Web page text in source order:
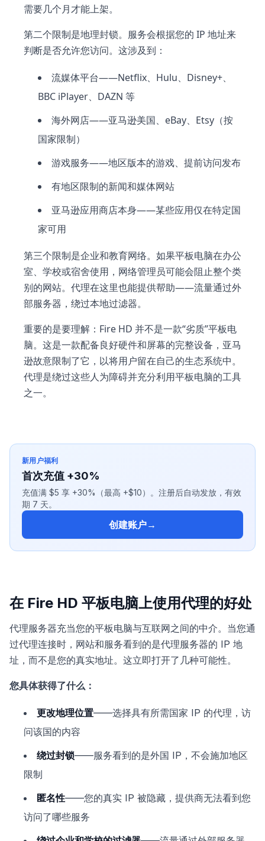
需要几个月才能上架。
第二个限制是地理封锁。服务会根据您的 IP 地址来
判断是否允许您访问。这涉及到：
流媒体平台——Netflix、Hulu、Disney+、
BBC iPlayer、DAZN 等
海外网店——亚马逊美国、eBay、Etsy（按
国家限制）
游戏服务——地区版本的游戏、提前访问发布
有地区限制的新闻和媒体网站
亚马逊应用商店本身——某些应用仅在特定国
家可用
第三个限制是企业和教育网络。如果平板电脑在办公
室、学校或宿舍使用，网络管理员可能会阻止整个类
别的网站。代理在这里也能提供帮助——流量通过外
部服务器，绕过本地过滤器。
重要的是要理解：Fire HD 并不是一款“劣质”平板电
脑。这是一款配备良好硬件和屏幕的完整设备，亚马
逊故意限制了它，以将用户留在自己的生态系统中。
代理是绕过这些人为障碍并充分利用平板电脑的工具
之一。
新用户福利
首次充值 +30%
充值满 $5 享 +30%（最高 +$10）。注册后自动发放，有效
期 7 天。
创建账户→
在 Fire HD 平板电脑上使用代理的好处
代理服务器充当您的平板电脑与互联网之间的中介。当您通
过代理连接时，网站和服务看到的是代理服务器的 IP 地
址，而不是您的真实地址。这立即打开了几种可能性。
您具体获得了什么：
更改地理位置——选择具有所需国家 IP 的代理，访
问该国的内容
绕过封锁——服务看到的是外国 IP，不会施加地区
限制
匿名性——您的真实 IP 被隐藏，提供商无法看到您
访问了哪些服务